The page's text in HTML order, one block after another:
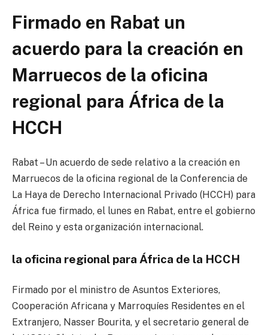
Firmado en Rabat un
acuerdo para la creación en
Marruecos de la oficina
regional para África de la
HCCH
Rabat – Un acuerdo de sede relativo a la creación en
Marruecos de la oficina regional de la Conferencia de
La Haya de Derecho Internacional Privado (HCCH) para
África fue firmado, el lunes en Rabat, entre el gobierno
del Reino y esta organización internacional.
la oficina regional para África de la HCCH
Firmado por el ministro de Asuntos Exteriores,
Cooperación Africana y Marroquíes Residentes en el
Extranjero, Nasser Bourita, y el secretario general de